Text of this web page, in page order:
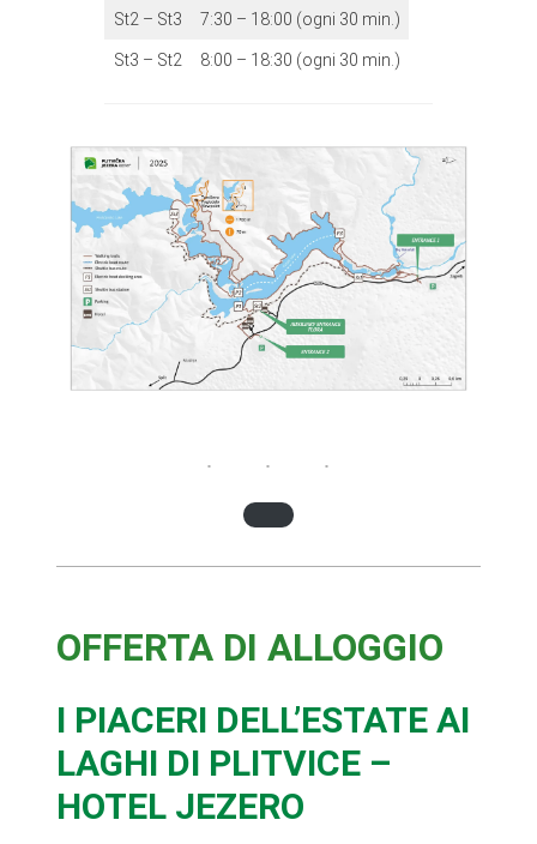
St2 – St3 7:30 – 18:00 (ogni 30 min.)
St3 – St2 8:00 – 18:30 (ogni 30 min.)
OFFERTA DI ALLOGGIO
I PIACERI DELL’ESTATE AI
LAGHI DI PLITVICE –
HOTEL JEZERO